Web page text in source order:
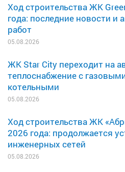
Ход строительства ЖК
года: последние новости и
работ
05.08.2026
ЖК Star City переходит на
теплоснабжение с
котельными
05.08.2026
Ход строительства ЖК
2026 года: продолжается
инженерных сетей
05.08.2026